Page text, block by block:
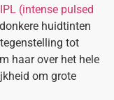
IPL (intense pulsed
huidtinten
tot
haar over het hele
om grote